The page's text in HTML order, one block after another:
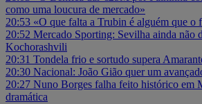
como uma loucura de mercado»
20:53 «O que falta a Trubin é alguém que o
20:52 Mercado Sporting: Sevilha ainda não
Kochorashvili
20:31 Tondela frio e sortudo supera
20:30 Nacional: João Gião quer um
20:27 Nuno Borges falha feito histórico em
dramática